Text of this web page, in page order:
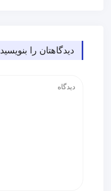
دیدگاهتان را بنویسید